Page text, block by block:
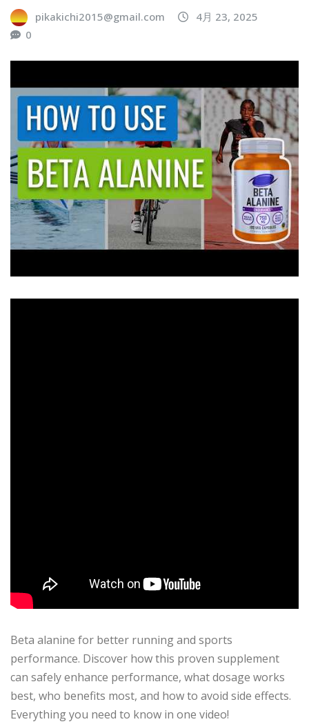
pikakichi2015@gmail.com
4月 23, 2025
0
Beta alanine for better running and sports
performance. Discover how this proven supplement
can safely enhance performance, what dosage works
best, who benefits most, and how to avoid side effects.
Everything you need to know in one video!